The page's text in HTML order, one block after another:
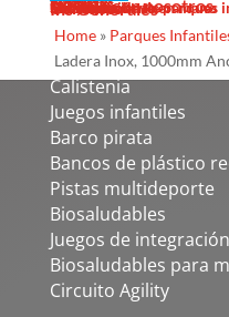
Trabaja con nosotros
Servicios
Diseño
Fabricacion
Mantenimiento
Proyectos llave en mano
Desinfección de parques
Contacto
Ins Generales
Home» Parques
Ladera Inox, 1000mm
PRODUCTOS
Calistenia
Juegos infantiles
Barco pirata
Bancos de plástico
Pistas multideporte
Biosaludables
Juegos de integración
Biosaludables para
Circuito Agility